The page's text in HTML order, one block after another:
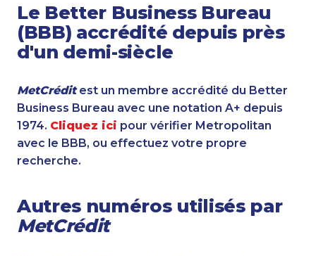
Le Better Business Bureau
(BBB) accrédité depuis près
d'un demi-siècle
MetCréditest un membre accrédité du Better
Business Bureau avec une notation A+ depuis
1974. Cliquez ici pour vérifier Metropolitan
avec le BBB, ou effectuez votre propre
recherche.
Autres numéros utilisés par
MetCrédit